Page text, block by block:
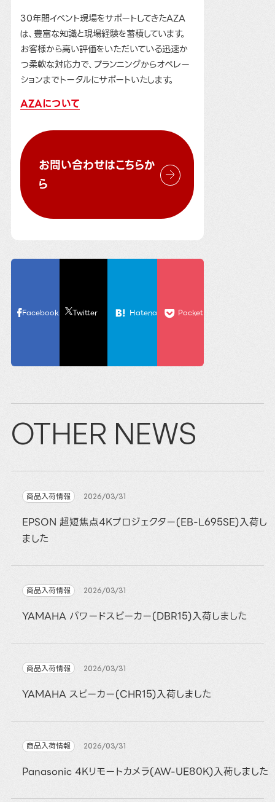
30年間イベント現場をサポートしてきたAZA
は、豊富な知識と現場経験を蓄積しています。
お客様から高い評価をいただいている迅速か
つ柔軟な対応力で、プランニングからオペレー
ションまでトータルにサポートいたします。
AZAについて
お問い合わせはこちらか
ら
Facebook Twitter Hatena Pocket
OTHER NEWS
商品入荷情報 2026/03/31
EPSON 超短焦点4Kプロジェクター(EB-L695SE)入荷し
ました
商品入荷情報 2026/03/31
YAMAHA パワードスピーカー(DBR15)入荷しました
商品入荷情報 2026/03/31
YAMAHA スピーカー(CHR15)入荷しました
商品入荷情報 2026/03/31
Panasonic 4Kリモートカメラ(AW-UE80K)入荷しました